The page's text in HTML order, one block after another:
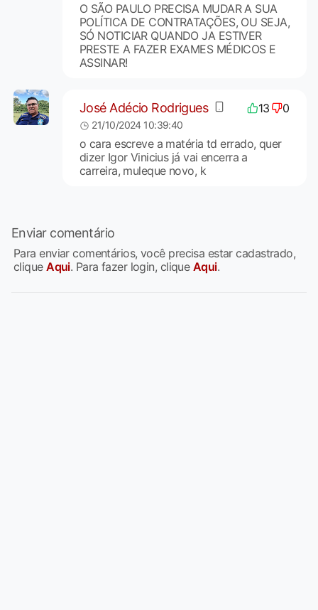
O SÃO PAULO PRECISA MUDAR A SUA
POLÍTICA DE CONTRATAÇÕES, OU SEJA,
SÓ NOTICIAR QUANDO JA ESTIVER
PRESTE A FAZER EXAMES MÉDICOS E
ASSINAR!
José Adécio Rodrigues 13 0
21/10/2024 10:39:40
o cara escreve a matéria td errado, quer
dizer Igor Vinicius já vai encerra a
carreira, muleque novo, k
Enviar comentário
Para enviar comentários, você precisa estar cadastrado,
cliqueAqui. Para fazer login, clique Aqui.